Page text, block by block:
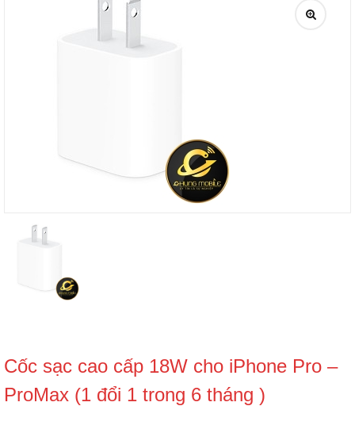
Cốc sạc cao cấp 18W cho iPhone Pro –
ProMax (1 đổi 1 trong 6 tháng )